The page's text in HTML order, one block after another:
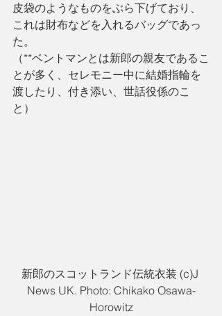
皮袋のようなものをぶら下げており、
これは財布などを入れるバッグであっ
た。
（**ベントマンとは新郎の親友であるこ
とが多く、セレモニー中に結婚指輪を
渡したり、付き添い、世話役係のこ
と）
新郎のスコットランド伝統衣装 (c)J
News UK. Photo: Chikako Osawa-
Horowitz